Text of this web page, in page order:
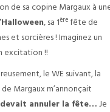
de sa copine Margaux à
, sa 1èrefête de
et sorcières ! Imaginez un
excitation !!
le WE suivant, la
Margaux m’annonçait
devait annuler la fête…Je